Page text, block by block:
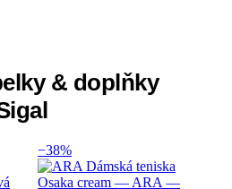
& doplňky
−38%